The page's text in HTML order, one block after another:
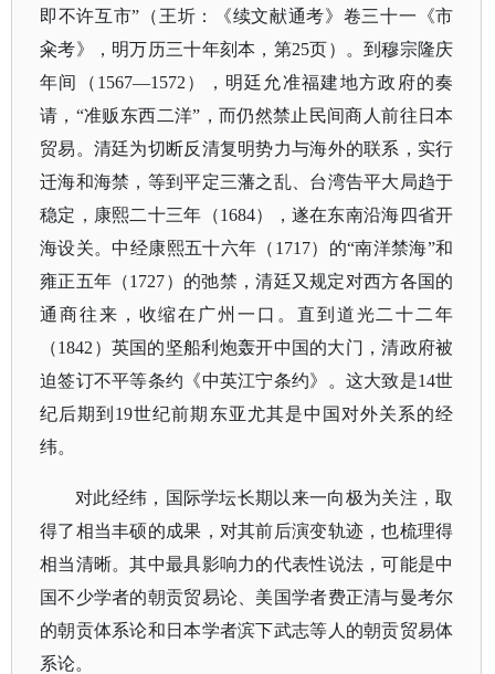
即不许互市” （王圻：《续文献通考》卷三十一《市
籴考》，明万历三十年刻本，第25页）
。到穆宗隆庆
年间（ 1567—1572），明廷允准福建地方政府的奏
请，“准贩东西二洋”，而仍然禁止民间商人前往日本
贸易。清廷为切断反清复明势力与海外的联系，实行
迁海和海禁，等到平定三藩之乱、台湾告平大局趋于
稳定，康熙二十三年（1684），遂在东南沿海四省开
海设关。中经康熙五十六年（1717）的“南洋禁海”和
雍正五年（1727）的弛禁，清廷又规定对西方各国的
通商往来，收缩在广州一口。直到道光二十二年
（1842）英国的坚船利炮轰开中国的大门，清政府被
迫签订不平等条约《中英江宁条约》。这大致是14世
纪后期到19世纪前期东亚尤其是中国对外关系的经
纬。
对此经纬，国际学坛长期以来一向极为关注，取
得了相当丰硕的成果，对其前后演变轨迹，也梳理得
相当清晰。其中最具影响力的代表性说法，可能是中
国不少学者的朝贡贸易论、美国学者费正清与曼考尔
的朝贡体系论和日本学者滨下武志等人的朝贡贸易体
系论。